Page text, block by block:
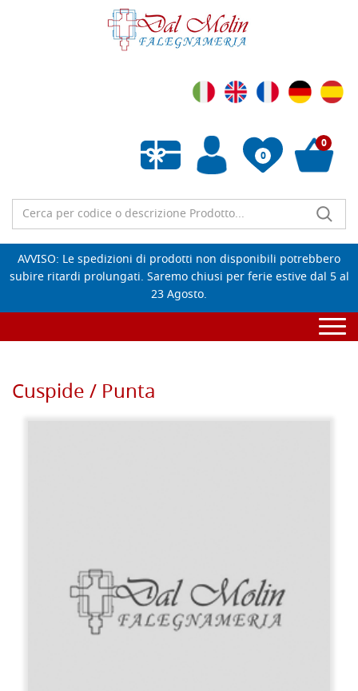
0
Wishlist vuota
0
AVVISO: Le spedizioni di prodotti non disponibili potrebbero
subire ritardi prolungati. Saremo chiusi per ferie estive dal 5 al
23 Agosto.
Cuspide / Punta